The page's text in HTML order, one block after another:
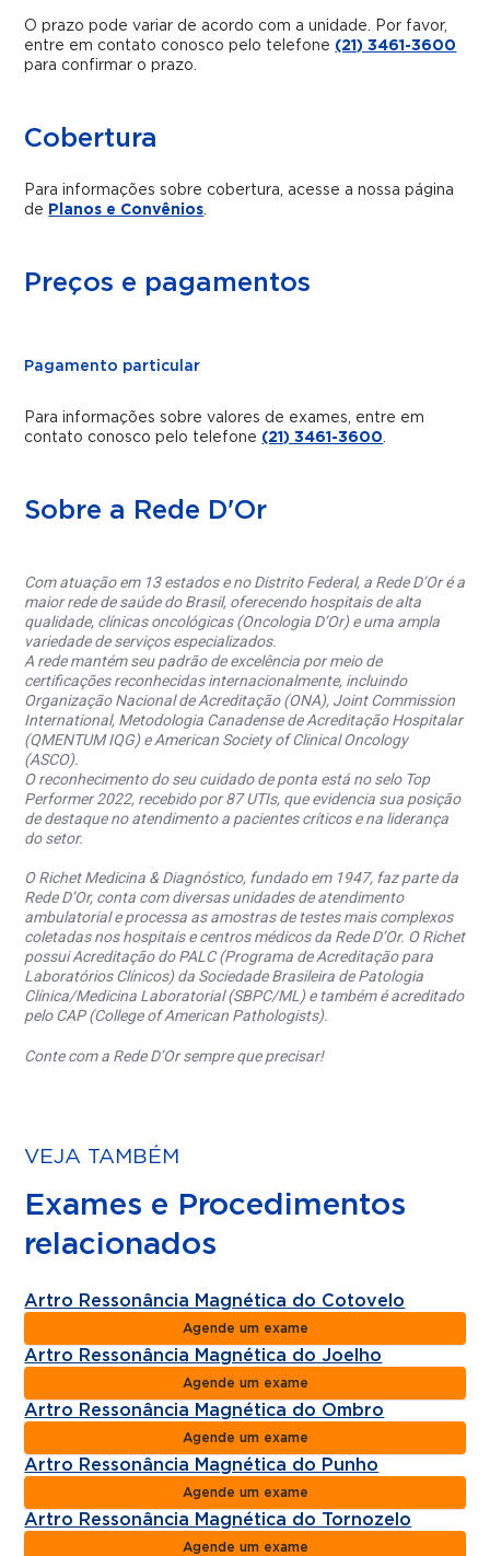
O prazo pode variar de acordo com a unidade. Por favor,
entre em contato conosco pelo telefone (21) 3461-3600
para confirmar o prazo.
Cobertura
Para informações sobre cobertura, acesse a nossa página
de Planos e Convênios.
Preços e pagamentos
Pagamento particular
Para informações sobre valores de exames, entre em
contato conosco pelo telefone (21) 3461-3600.
Sobre a Rede D'Or
Com atuação em 13 estados e no Distrito Federal, a Rede D’Or é a
maior rede de saúde do Brasil, oferecendo hospitais de alta
qualidade, clínicas oncológicas (Oncologia D’Or) e uma ampla
variedade de serviços especializados.
A rede mantém seu padrão de excelência por meio de
certificações reconhecidas internacionalmente, incluindo
Organização Nacional de Acreditação (ONA), Joint Commission
International, Metodologia Canadense de Acreditação Hospitalar
(QMENTUM IQG) e American Society of Clinical Oncology
(ASCO).
O reconhecimento do seu cuidado de ponta está no selo Top
Performer 2022, recebido por 87 UTIs, que evidencia sua posição
de destaque no atendimento a pacientes críticos e na liderança
do setor.
O Richet Medicina & Diagnóstico, fundado em 1947, faz parte da
Rede D’Or, conta com diversas unidades de atendimento
ambulatorial e processa as amostras de testes mais complexos
coletadas nos hospitais e centros médicos da Rede D’Or. O Richet
possui Acreditação do PALC (Programa de Acreditação para
Laboratórios Clínicos) da Sociedade Brasileira de Patologia
Clínica/Medicina Laboratorial (SBPC/ML) e também é acreditado
pelo CAP (College of American Pathologists).
Conte com a Rede D’Or sempre que precisar!
VEJA TAMBÉM
Exames e Procedimentos
relacionados
Artro Ressonância Magnética do Cotovelo
Agende um exame
Artro Ressonância Magnética do Joelho
Agende um exame
Artro Ressonância Magnética do Ombro
Agende um exame
Artro Ressonância Magnética do Punho
Agende um exame
Artro Ressonância Magnética do Tornozelo
Agende um exame